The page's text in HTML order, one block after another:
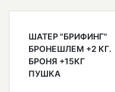
ШАТЕР "БРИФИНГ"
БРОНЕШЛЕМ +2 КГ.
БРОНЯ +15КГ
ПУШКА